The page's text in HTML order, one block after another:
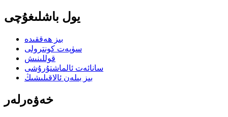
يول باشلىغۇچى
بىز ھەققىدە
سۈپەت كونترولى
قوللىنىش
سانائەت ئالماشتۇرۇشى
بىز بىلەن ئالاقىلىشىڭ
خەۋەرلەر